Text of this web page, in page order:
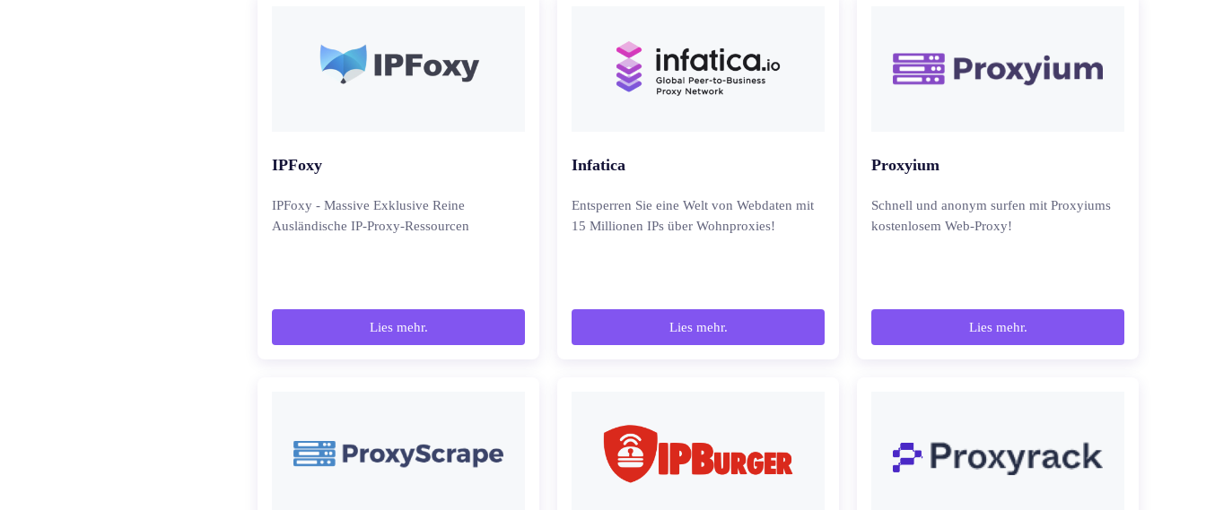
IPFoxy
IPFoxy - Massive Exklusive Reine
Ausländische IP-Proxy-Ressourcen
Lies mehr.
Infatica
Entsperren Sie eine Welt von Webdaten mit
15 Millionen IPs über Wohnproxies!
Lies mehr.
Proxyium
Schnell und anonym surfen mit Proxyiums
kostenlosem Web-Proxy!
Lies mehr.